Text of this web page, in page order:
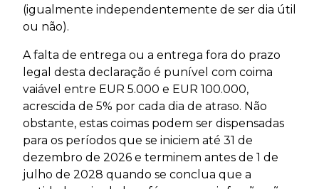
(igualmente independentemente de ser dia útil
ou não).
A falta de entrega ou a entrega fora do prazo
legal desta declaração é punível com coima
vaiável entre EUR 5.000 e EUR 100.000,
acrescida de 5% por cada dia de atraso. Não
obstante, estas coimas podem ser dispensadas
para os períodos que se iniciem até 31 de
dezembro de 2026 e terminem antes de 1 de
julho de 2028 quando se conclua que a